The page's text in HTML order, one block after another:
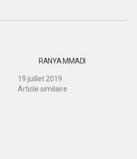
RANYA MMADI
19 juillet 2019
Article similaire